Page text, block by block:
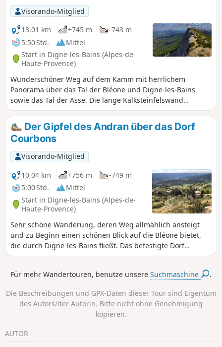
Visorando-Mitglied
13,01 km
+745 m
-743 m
5:50 Std.
Mittel
Start in Digne-les-Bains (Alpes-de-
Haute-Provence)
Wunderschöner Weg auf dem Kamm mit herrlichem
Panorama über das Tal der Bléone und Digne-les-Bains
sowie das Tal der Asse. Die lange Kalksteinfelswand
erstreckt sich von Süden nach Norden über fast siebzehn
Kilometer und endet im Norden am Pic de Couard (1988 m).
Der Gipfel des Andran über das Dorf
Courbons
Visorando-Mitglied
10,04 km
+756 m
-749 m
5:00 Std.
Mittel
Start in Digne-les-Bains (Alpes-de-
Haute-Provence)
Sehr schöne Wanderung, deren Weg allmählich ansteigt
und zu Beginn einen schönen Blick auf die Bléone bietet,
die durch Digne-les-Bains fließt. Das befestigte Dorf
Courbons zeigt stolz sein mittelalterliches Erbe. Eine Pause
man dort einen außergewöhnlichen 360°-Blick genießen
Für mehr Wandertouren, benutze unsereSuchmaschine .
Die Beschreibungen und GPX-Daten dieser Tour sind Eigentum
des Autors/der Autorin. Bitte nicht ohne Genehmigung
kopieren.
AUTOR